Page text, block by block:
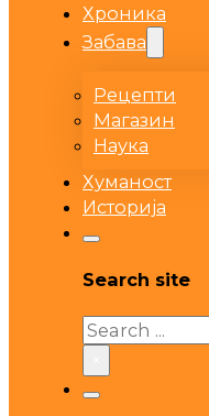
Хроника
Забава
Рецепти
Магазин
Наука
Хуманост
Историја
Search site
Search